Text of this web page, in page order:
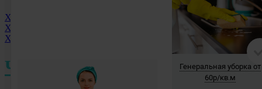
Хабаровск
Ханты-Мансийск
Химки МО
Ч